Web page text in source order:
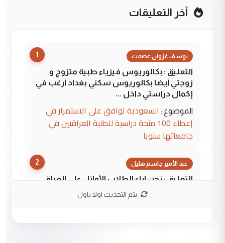
آخر التعليقات
1 يوسف غزوان عصمت
التعليق : بكالوريوس فيزياء طبية متزوج و
زوجتي أيضا بكالوريوس سكني بغداد أرغب في
إكمال دراستي داخل ...
الموضوع : السعودية توافق على الاستمرار في
إعطاء 100 منحة دراسية للطلبة العراقيين في
جامعاتها سنويا
2 عبد الأمير جاسم هليل
التعليق : نحن اباء الطلاب الأوائل على العراق
نتشرف بلقاء السيد احمد الصافي في العتبات
يتم التحديث اولا باول